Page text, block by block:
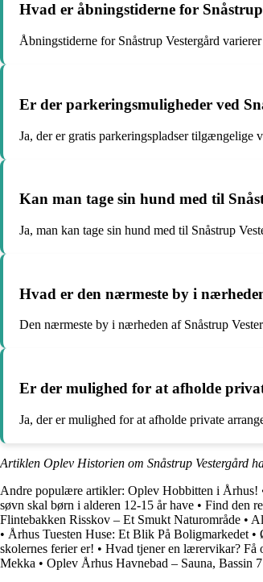
Hvad er åbningstiderne for
Åbningstiderne for Snåstrup Vestergård
Er der parkeringsmuligheder ved
Ja, der er gratis parkeringspladser tilgængelige
Kan man tage sin hund med til
Ja, man kan tage sin hund med til Snåstrup
Hvad er den nærmeste by i
Den nærmeste by i nærheden af Snåstrup
Er der mulighed for at afholde
Ja, der er mulighed for at afholde private
Artiklen Oplev Historien om Snåstrup Vestergård
Andre populære artikler: Oplev Hobbitten i Århus!
søvn skal børn i alderen 12-15 år have • Find den
Flintebakken Risskov – Et Smukt Naturområde •
• Århus Tuesten Huse: Et Blik På Boligmarkedet •
skolernes ferier er! • Hvad tjener en lærervikar? Få
Mekka • Oplev Århus Havnebad – Sauna, Bassin